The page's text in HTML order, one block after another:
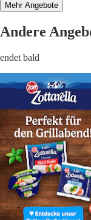
Mehr Angebote
Andere
endet bald